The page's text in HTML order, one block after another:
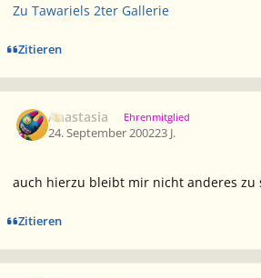
Zu Tawariels 2ter Gallerie
Zitieren
Anastasia Ehrenmitglied
24. September 200223 J.
auch hierzu bleibt mir nicht anderes zu
Zitieren